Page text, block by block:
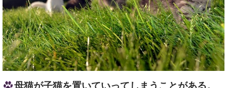
母猫が子猫を置いていってしまうことがある。